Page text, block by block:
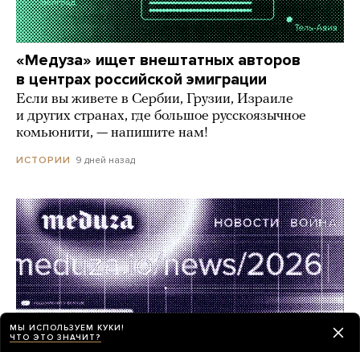
«Медуза» ищет внештатных авторов
в центрах российской эмиграции
Если вы живете в Сербии, Грузии, Израиле
и других странах, где большое русскоязычное
комьюнити, — напишите нам!
ИСТОРИИ 9 дней назад
МЫ ИСПОЛЬЗУЕМ КУКИ!
ЧТО ЭТО ЗНАЧИТ?